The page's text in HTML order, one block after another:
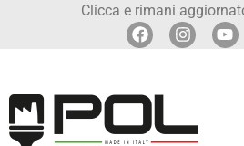
Clicca e rimani